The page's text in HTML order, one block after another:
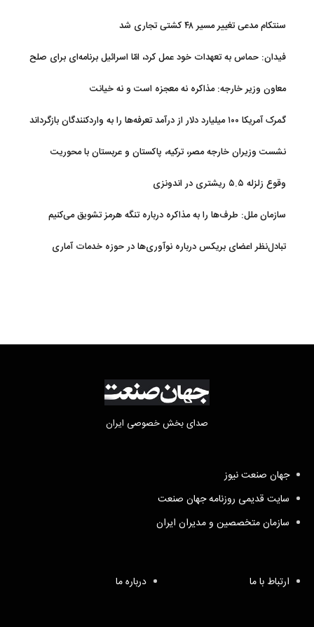
سنتکام مدعی تغییر مسیر ۴۸ کشتی تجاری شد
فیدان: حماس به تعهدات خود عمل کرد، امّا اسرائیل برنامه‌ای برای صلح
معاون وزیر خارجه: مذاکره نه معجزه است و نه خیانت
گمرک آمریکا ۱۰۰ میلیارد دلار از درآمد تعرفه‌ها را به واردکنندگان بازگرداند
نشست وزیران خارجه مصر، ترکیه، پاکستان و عربستان با محوریت
وقوع زلزله ۵.۵ ریشتری در اندونزی
سازمان ملل: طرف‌ها را به مذاکره درباره تنگه هرمز تشویق می‌کنیم
تبادل‌نظر اعضای بریکس درباره نوآوری‌ها در حوزه خدمات آماری
صدای بخش خصوصی ایران
جهان صنعت نیوز
سایت قدیمی روزنامه جهان صنعت
سازمان متخصصین و مدیران ایران
ارتباط با ما درباره ما